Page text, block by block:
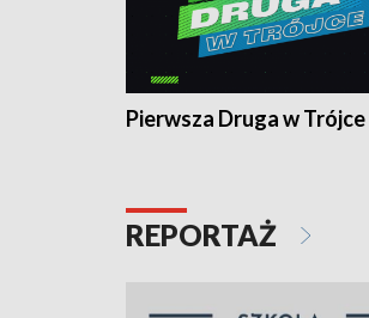
Pierwsza Druga w Trójce
REPORTAŻ